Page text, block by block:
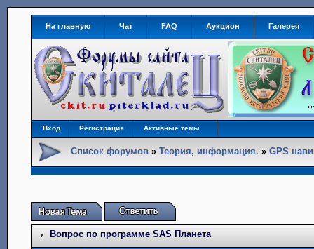
На главную Чат FAQ Аукцион Галерея
Вход Регистрация Активные темы
Список форумов »Теория, информация. »GPS
Вопрос по программе SAS Планета